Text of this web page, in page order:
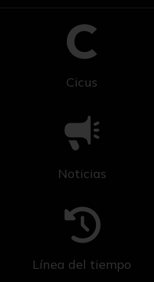
Cicus
Noticias
Línea del tiempo